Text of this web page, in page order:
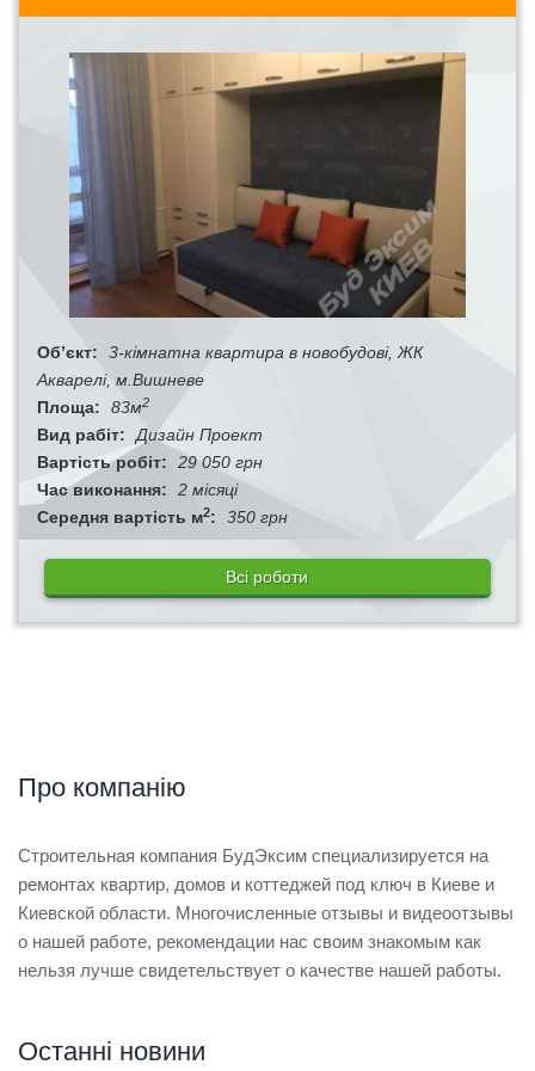
Об’єкт:
3-кімнатна квартира в новобудові, ЖК
Акварелі, м.Вишневе
Площа:
83м2
Вид рабіт:
Дизайн Проект
Вартість робіт:
29 050 грн
Час виконання:
2 місяці
Середня вартість м2: 350 грн
Всі роботи
Про компанію
Строительная компания БудЭксим специализируется на
ремонтах квартир, домов и коттеджей под ключ в Киеве и
Киевской области. Многочисленные отзывы и видеоотзывы
о нашей работе, рекомендации нас своим знакомым как
нельзя лучше свидетельствует о качестве нашей работы.
Останні новини